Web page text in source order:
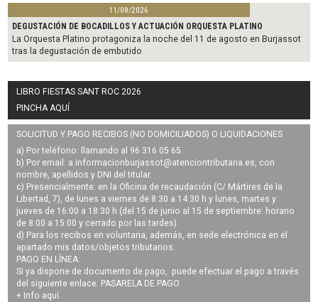
11/08/2026
DEGUSTACIÓN DE BOCADILLOS Y ACTUACIÓN ORQUESTA PLATINO
La Orquesta Platino protagoniza la noche del 11 de agosto en Burjassot
tras la degustación de embutido
LIBRO FIESTAS SANT ROC 2026
PINCHA AQUÍ
SOLICITUD Y PAGO RECIBOS (NO DOMICILIADOS) O LIQUIDACIONES
a) Por teléfono: llamando al 96 316 05 65.
b) Por email: a informacionburjassot@atenciontributaria.es, con
nombre, apellidos y DNI del titular.
c) Presencialmente: en la Oficina de recaudación (C/ Mártires de la
Libertad, 7), de lunes a viernes de 8:30 a 14:30 h y lunes, martes y
jueves de 16:00 a 18:30 h (del 15 de junio al 15 de septiembre: horario
de 8:00 a 15:00 y cerrado por las tardes).
d) Para los recibos en voluntaria, además, en sede electrónica en el
apartado mis datos/objetos tributarios.
PAGO EN LÍNEA:
Si ya dispone de documento de pago, puede efectuar el pago a través
del siguiente enlace: PASARELA DE PAGO
+ Info aquí.